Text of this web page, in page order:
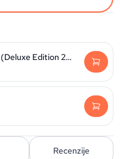
Live At The Fillmore, 1997 (Deluxe Edition 2022) - Vinyl BOX
Recenzije